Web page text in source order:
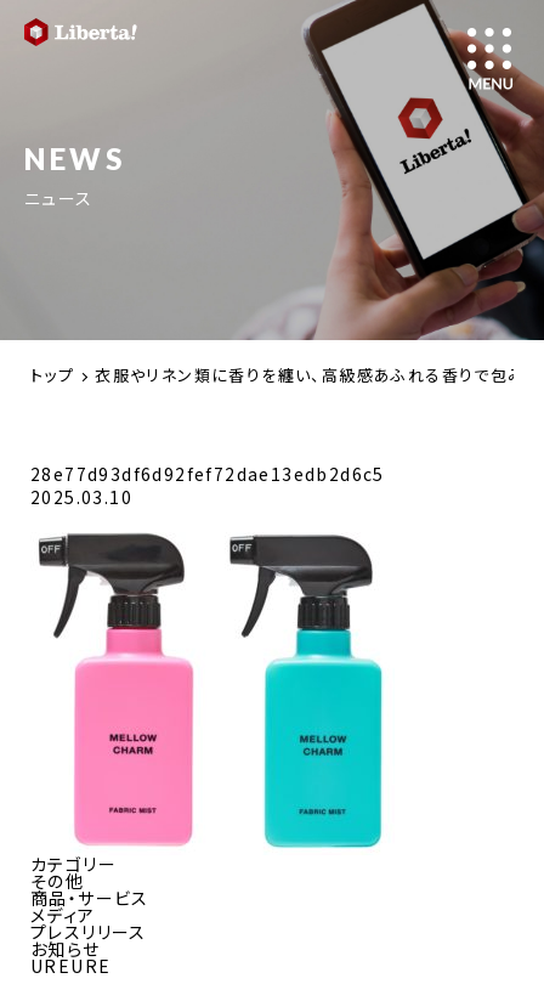
NEWS
ニュース
トップ 衣服やリネン類に香りを纏い、高級感あふれる香りで包み
28e77d93df6d92fef72dae13edb2d6c5
2025.03.10
カテゴリー
その他
商品・サービス
メディア
プレスリリース
お知らせ
UREURE